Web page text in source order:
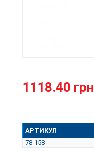
1118.40 грн
АРТИКУЛ
78-158